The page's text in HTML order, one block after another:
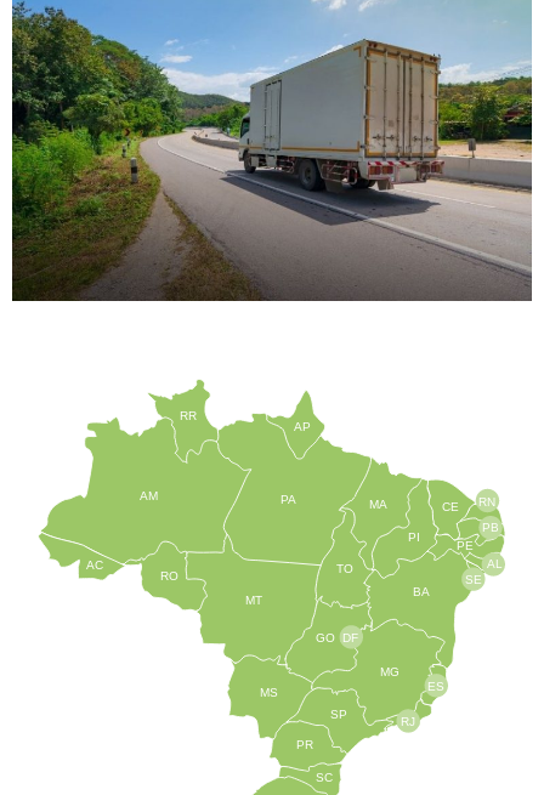
TO
BA
SE
PE
AL
RN
CE
PI
MA
AP
PA
RR
AM
AC
RO
MT
MS
GO
PR
SC
SP
MG
RJ
ES
DF
PB